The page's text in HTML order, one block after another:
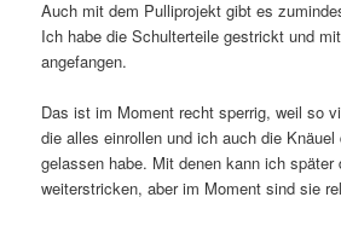
Auch mit dem Pulliprojekt gibt es
Ich habe die Schulterteile gestrickt und
angefangen.
Das ist im Moment recht sperrig, weil so
die alles einrollen und ich auch die
gelassen habe. Mit denen kann ich später
weiterstricken, aber im Moment sind sie